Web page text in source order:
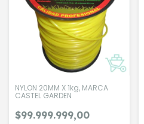
NYLON 20MM X 1kg, MARCA
CASTEL GARDEN
$99.999.999,00